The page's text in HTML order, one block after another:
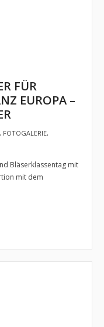
FÜR
EUROPA –
, FOTOGALERIE,
Bläserklassentag mit
mit dem